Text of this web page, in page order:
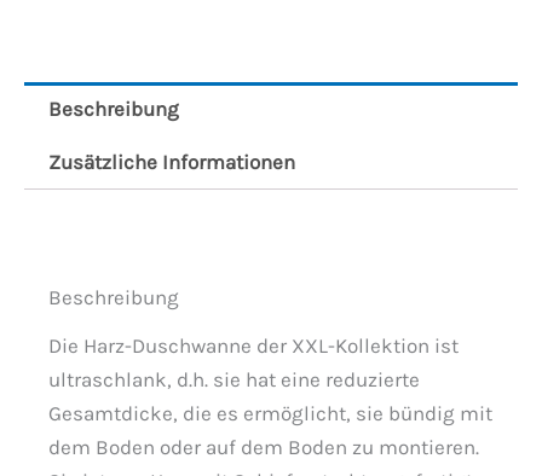
Beschreibung
Zusätzliche Informationen
Beschreibung
Die Harz-Duschwanne der XXL-Kollektion ist
ultraschlank, d.h. sie hat eine reduzierte
Gesamtdicke, die es ermöglicht, sie bündig mit
dem Boden oder auf dem Boden zu montieren.